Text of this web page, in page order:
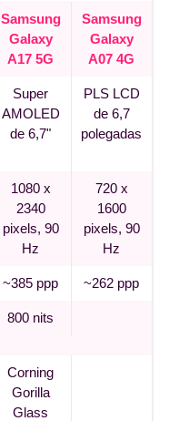
Samsung
Galaxy
A17 5G
Samsung
Galaxy
A07 4G
Super
AMOLED
de 6,7"
PLS LCD
de 6,7
polegadas
1080 x
2340
pixels, 90
Hz
720 x
1600
pixels, 90
Hz
~385 ppp ~262 ppp
800 nits
Corning
Gorilla
Glass